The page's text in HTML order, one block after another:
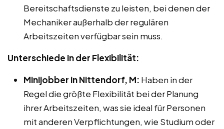
Bereitschaftsdienste zu leisten, bei denen der
Mechaniker außerhalb der regulären
Arbeitszeiten verfügbar sein muss.
Unterschiede in der Flexibilität:
Minijobber in Nittendorf, M: Haben in der
Regel die größte Flexibilität bei der Planung
ihrer Arbeitszeiten, was sie ideal für Personen
mit anderen Verpflichtungen, wie Studium oder